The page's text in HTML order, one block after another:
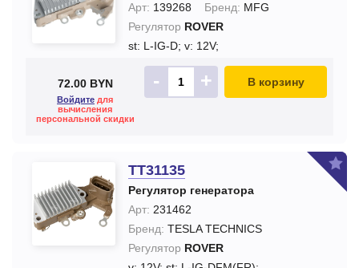
Арт: 139268 Бренд: MFG
Регулятор ROVER
st: L-IG-D; v: 12V;
72.00 BYN
Войдите для
вычисления
персональной скидки
- + В корзину
TT31135
Регулятор генератора
Арт: 231462
Бренд: TESLA TECHNICS
Регулятор ROVER